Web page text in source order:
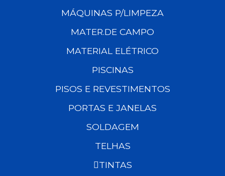
MÁQUINAS P/LIMPEZA
MATER.DE CAMPO
MATERIAL ELÉTRICO
PISCINAS
PISOS E REVESTIMENTOS
PORTAS E JANELAS
SOLDAGEM
TELHAS
TINTAS